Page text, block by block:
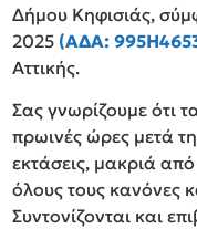
Δήμου Κηφισιάς,
2025 (ΑΔΑ:
Αττικής.
Σας γνωρίζουμε ότι
πρωινές ώρες μετά
εκτάσεις, μακριά από
όλους τους κανόνες
Συντονίζονται και